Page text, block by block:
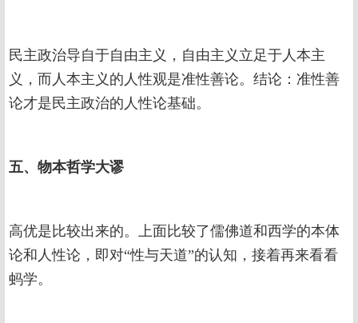
民主政治导自于自由主义，自由主义立足于人本主
义，而人本主义的人性观是准性善论。结论：准性善
论才是民主政治的人性论基础。
五、物本哲学大谬
高优是比较出来的。上面比较了儒佛道和西学的本体
论和人性论，即对“性与天道”的认知，接着再来看看
蚂学。